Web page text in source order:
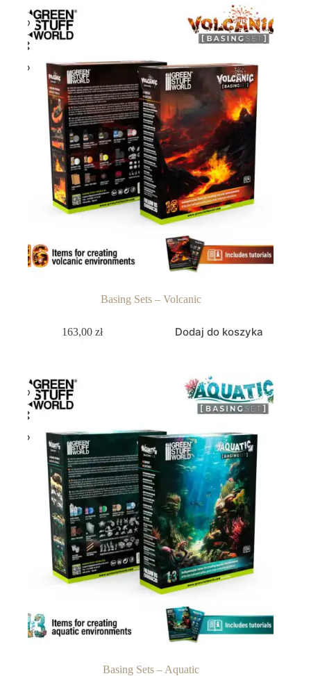
Basing Sets – Volcanic
163,00zł Dodaj do koszyka
Basing Sets – Aquatic